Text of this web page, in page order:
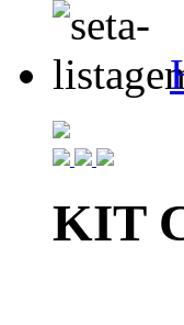
KIT